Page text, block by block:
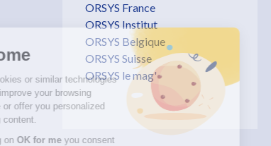
Welcome
We use cookies or similar technologies
to help us improve your browsing
experience or offer you personalized
advertising content.
By clicking onOK for me
ORSYS France
ORSYS Institut
ORSYS Belgique
ORSYS Suisse
ORSYS le mag'